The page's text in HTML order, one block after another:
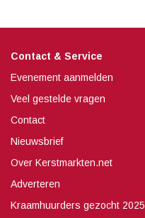
Contact & Service
Evenement aanmelden
Veel gestelde vragen
Contact
Nieuwsbrief
Over Kerstmarkten.net
Adverteren
Kraamhuurders gezocht 2025